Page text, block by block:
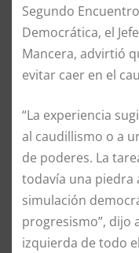
Segundo
Democrática, el
Mancera, advirtió
evitar caer en el
“La experiencia
al caudillismo o a
de poderes. La
todavía una piedra
simulación
progresismo”, dijo
izquierda de todo